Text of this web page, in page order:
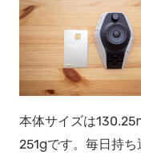
本体サイズは
251gです。毎日持ち